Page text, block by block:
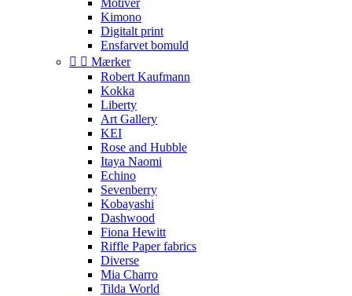
Motiver
Kimono
Digitalt print
Ensfarvet bomuld
  Mærker
Robert Kaufmann
Kokka
Liberty
Art Gallery
KEI
Rose and Hubble
Itaya Naomi
Echino
Sevenberry
Kobayashi
Dashwood
Fiona Hewitt
Riffle Paper fabrics
Diverse
Mia Charro
Tilda World